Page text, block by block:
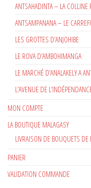
ANTSAHADINTA – LA COLLINE
ANTSAMPANANA – LE
LES GROTTES D’ANJOHIBE
LE ROVA D’AMBOHIMANGA
LE MARCHÉ D’ANALAKELY A
L’AVENUE DE
MON COMPTE
LA BOUTIQUE MALAGASY
LIVRAISON DE BOUQUETS DE
PANIER
VALIDATION COMMANDE